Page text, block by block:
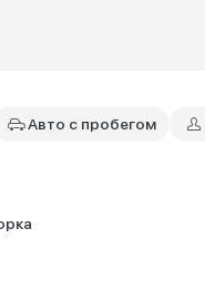
Авто с пробегом